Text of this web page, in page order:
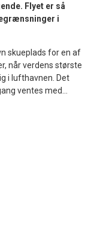
Flyet er så
i
skueplads for en af
når verdens største
i lufthavnen. Det
ventes med...